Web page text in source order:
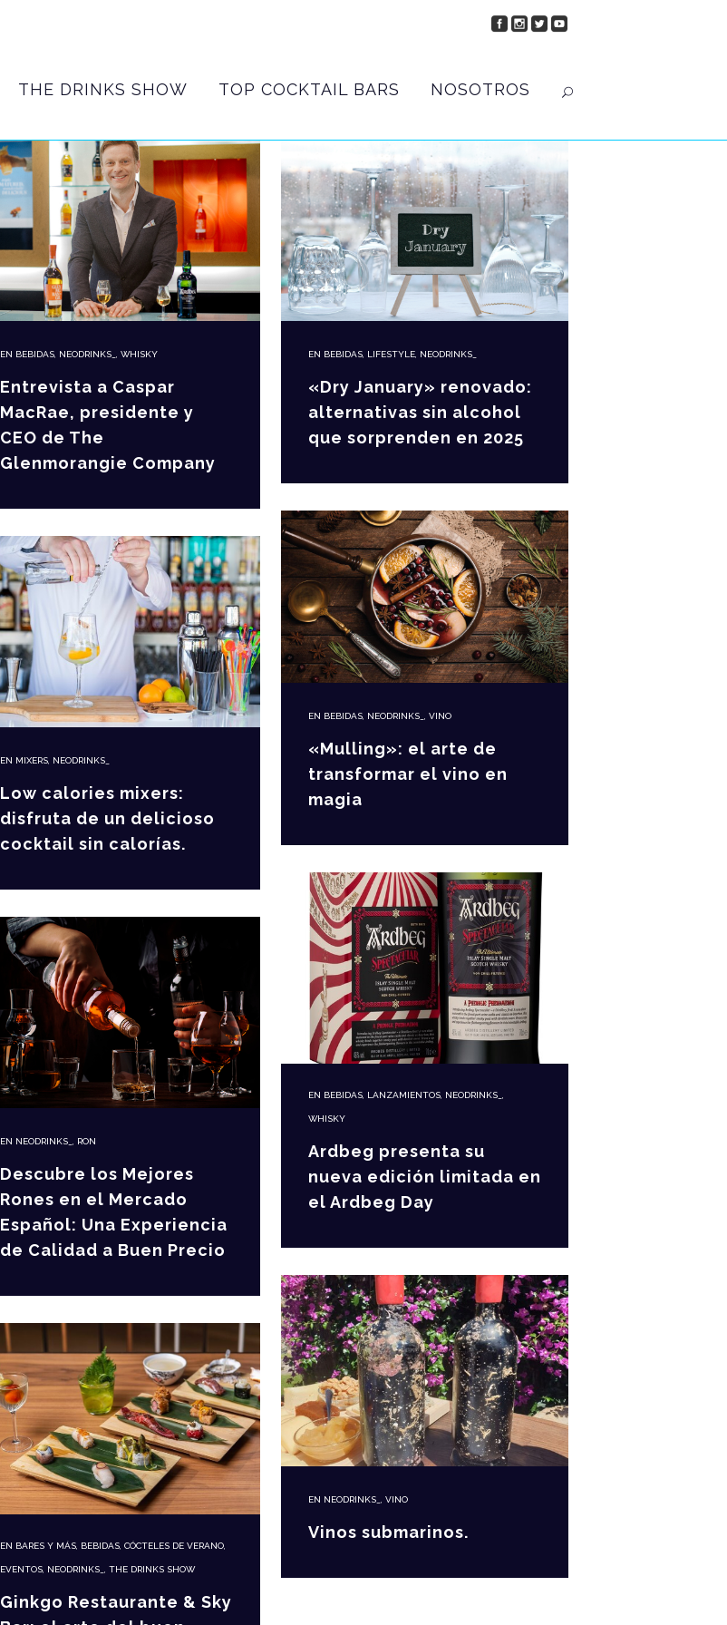
THE DRINKS SHOW TOP COCKTAIL BARS NOSOTROS
EN BEBIDAS, NEODRINKS_ , WHISKY
Entrevista a Caspar
MacRae, presidente y
CEO de The
Glenmorangie Company
EN BEBIDAS LIFESTYLE NEODRINKS_
«Dry January» renovado:
alternativas sin alcohol
que sorprenden en 2025
EN BEBIDAS NEODRINKS_ VINO
«Mulling»: el arte de
transformar el vino en
magia
EN MIXERS NEODRINKS_
Low calories mixers:
disfruta de un delicioso
cocktail sin calorías.
EN BEBIDAS LANZAMIENTOS NEODRINKS_
WHISKY
Ardbeg presenta su
nueva edición limitada en
el Ardbeg Day
EN NEODRINKS_ RON
Descubre los Mejores
Rones en el Mercado
Español: Una Experiencia
de Calidad a Buen Precio
EN NEODRINKS_ VINO
Vinos submarinos.
EN BARES Y MÁS BEBIDAS CÓCTELES DE VERANO
EVENTOS NEODRINKS_ THE DRINKS SHOW
Ginkgo Restaurante & Sky